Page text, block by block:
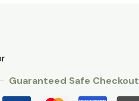
Guaranteed Safe Checkout